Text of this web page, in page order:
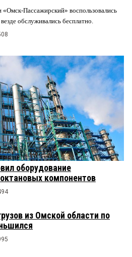
Пассажирский» воспользовались
обслуживались бесплатно.
оборудование
компонентов
из Омской области по